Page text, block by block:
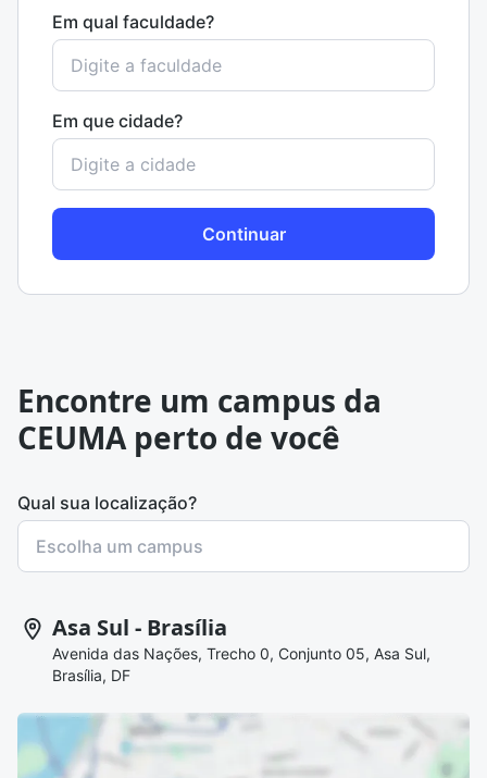
Em qual faculdade?
Em que cidade?
Continuar
Encontre um campus da
CEUMA perto de você
Qual sua localização?
Asa Sul - Brasília
Avenida das Nações, Trecho 0, Conjunto 05, Asa Sul,
Brasília, DF